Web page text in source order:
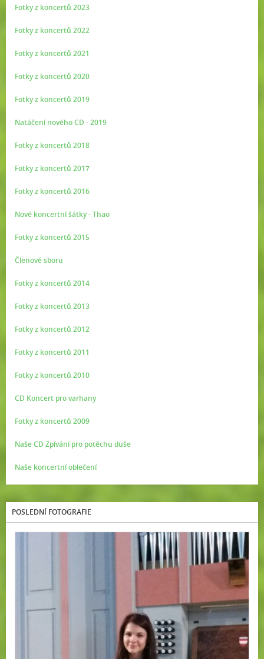
Fotky z koncertů 2023
Fotky z koncertů 2022
Fotky z koncertů 2021
Fotky z koncertů 2020
Fotky z koncertů 2019
Natáčení nového CD - 2019
Fotky z koncertů 2018
Fotky z koncertů 2017
Fotky z koncertů 2016
Nové koncertní šátky - Thao
Fotky z koncertů 2015
Členové sboru
Fotky z koncertů 2014
Fotky z koncertů 2013
Fotky z koncertů 2012
Fotky z koncertů 2011
Fotky z koncertů 2010
CD Koncert pro varhany
Fotky z koncertů 2009
Naše CD Zpívání pro potěchu duše
Naše koncertní oblečení
POSLEDNÍ FOTOGRAFIE